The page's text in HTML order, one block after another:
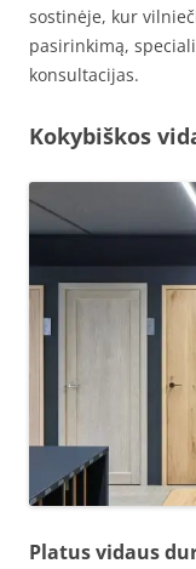
sostinėje, kur
pasirinkimą,
konsultacijas.
Kokybiškos
Platus vidaus